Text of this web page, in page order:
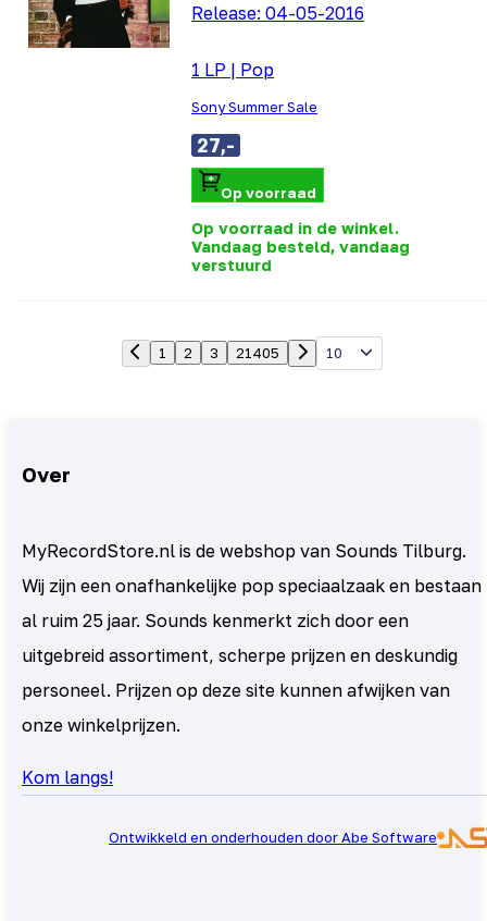
Release: 04-05-2016
1 LP | Pop
Sony Summer Sale
27,-
Op voorraad
Op voorraad in de winkel.
Vandaag besteld, vandaag
verstuurd
1 2 3 21405 10
Over
MyRecordStore.nl is de webshop van Sounds Tilburg.
Wij zijn een onafhankelijke pop speciaalzaak en bestaan
al ruim 25 jaar. Sounds kenmerkt zich door een
uitgebreid assortiment, scherpe prijzen en deskundig
personeel. Prijzen op deze site kunnen afwijken van
onze winkelprijzen.
Kom langs!
Ontwikkeld en onderhouden door Abe Software